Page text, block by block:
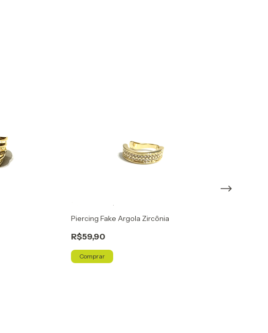
Piercing Fake Argola Zircônia
R$59,90
Comprar